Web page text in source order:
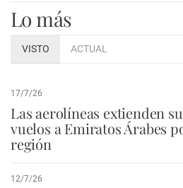
Lo más
VISTO ACTUAL
17/7/26
Las aerolíneas extienden
vuelos a Emiratos Árabes
región
12/7/26